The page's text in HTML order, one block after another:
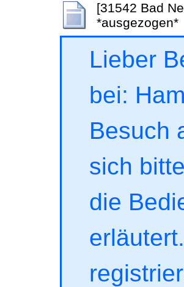
[31542 Bad
*ausgezogen*
Lieber
bei:
Besuch
sich
die